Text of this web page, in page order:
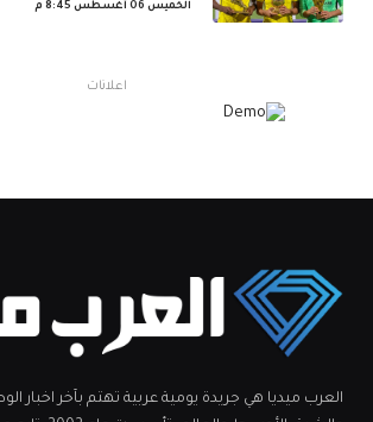
الخميس 06 أغسطس 8:45 م
اعلانات
العرب ميديا هي جريدة يومية عربية تهتم بآخر اخبار